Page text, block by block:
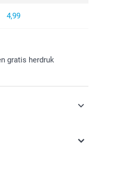
4,99
gratis herdruk
verzendkosten.